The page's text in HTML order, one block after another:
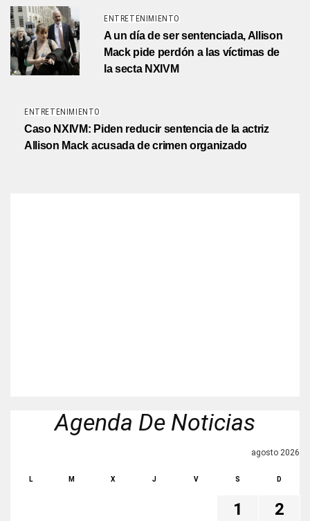
ENTRETENIMIENTO
A un día de ser sentenciada, Allison
Mack pide perdón a las víctimas de
la secta NXIVM
ENTRETENIMIENTO
Caso NXIVM: Piden reducir sentencia de la actriz
Allison Mack acusada de crimen organizado
Agenda De Noticias
agosto 2026
L M X J V S D
1
2